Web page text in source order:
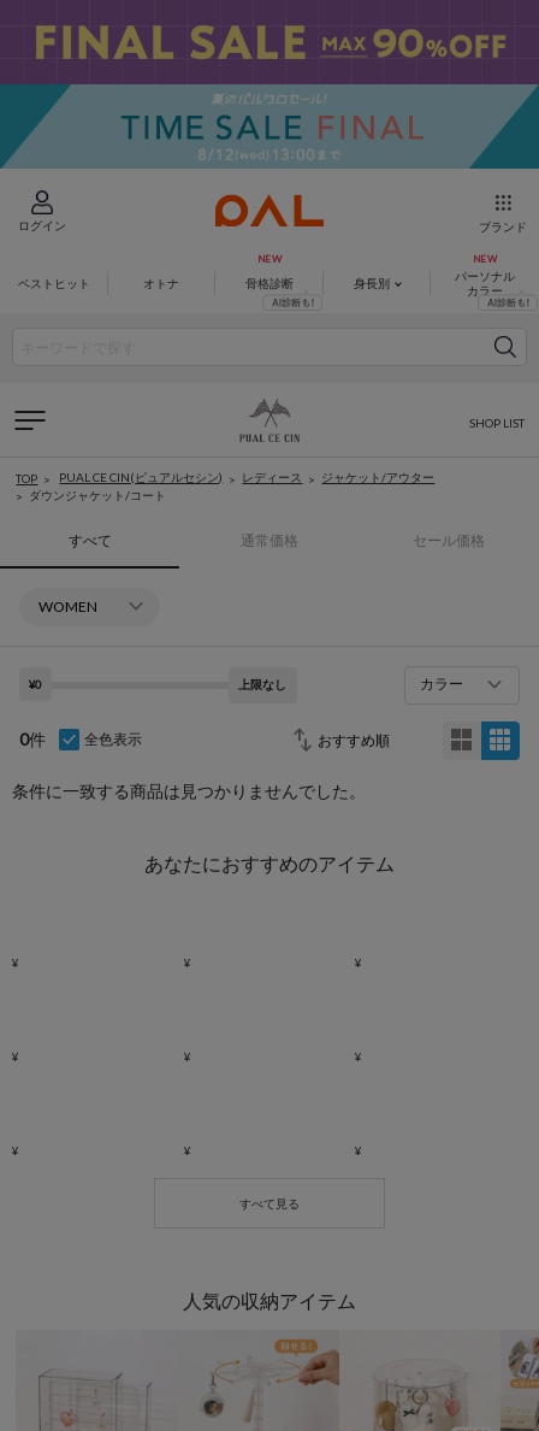
ログイン ブランド
ベストヒット オトナ 骨格診断 身長別
パーソナル
カラー
SHOP LIST
TOP PUAL CE CIN(ピュアルセシン) レディース
ジャケット/アウター
ダウンジャケット/コート
すべて 通常価格 セール価格
¥0 上限なし カラー
0件 全色表示
条件に一致する商品は見つかりませんでした。
あなたにおすすめのアイテム
人気の収納アイテム